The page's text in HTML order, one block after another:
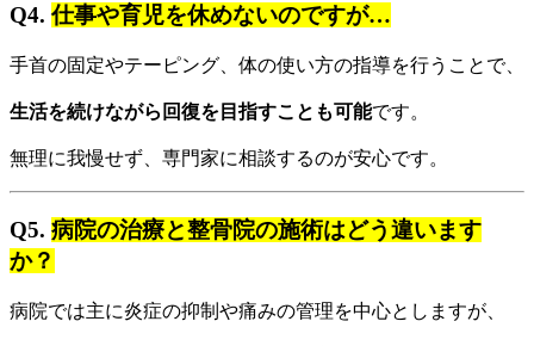
Q4. 仕事や育児を休めないのですが…
手首の固定やテーピング、体の使い方の指導を行うことで、
生活を続けながら回復を目指すことも可能です。
無理に我慢せず、専門家に相談するのが安心です。
Q5. 病院の治療と整骨院の施術はどう違います
か？
病院では主に炎症の抑制や痛みの管理を中心としますが、